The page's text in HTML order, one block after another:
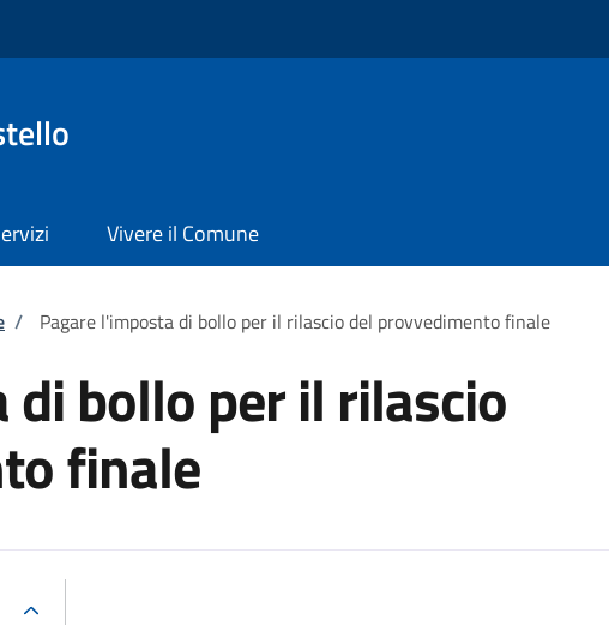
Vivere il Comune
/ Pagare l'imposta di bollo per il rilascio del provvedimento finale
bollo per il rilascio
finale